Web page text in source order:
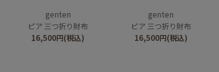
genten
ピア 三つ折り財布
16,500円(税込)
genten
ピア 三つ折り財布
16,500円(税込)